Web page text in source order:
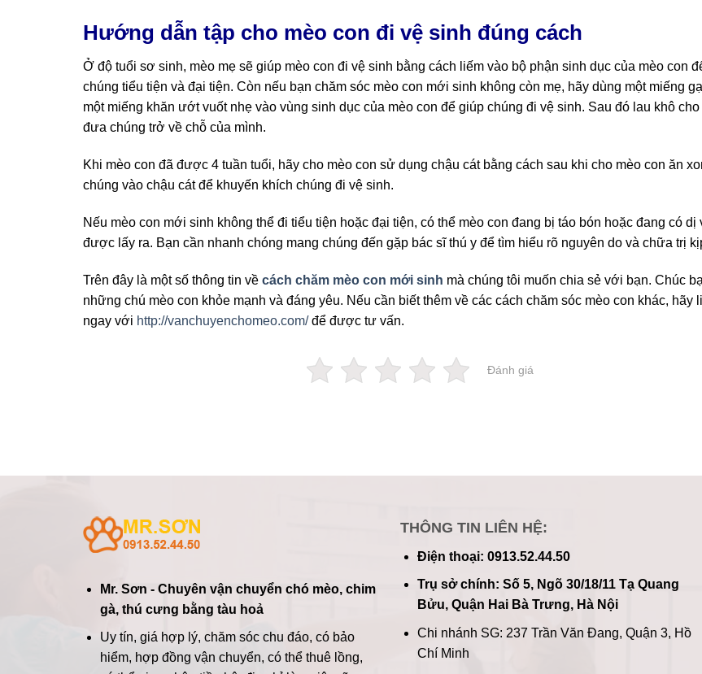
Hướng dẫn tập cho mèo con đi vệ sinh đúng cách
Ở độ tuổi sơ sinh, mèo mẹ sẽ giúp mèo con đi vệ sinh bằng cách liếm vào bộ phận sinh dục của mèo con
chúng tiểu tiện và đại tiện. Còn nếu bạn chăm sóc mèo con mới sinh không còn mẹ, hãy dùng một miếng
một miếng khăn ướt vuốt nhẹ vào vùng sinh dục của mèo con để giúp chúng đi vệ sinh. Sau đó lau khô
đưa chúng trở về chỗ của mình.
Khi mèo con đã được 4 tuần tuổi, hãy cho mèo con sử dụng chậu cát bằng cách sau khi cho mèo con ăn
chúng vào chậu cát để khuyến khích chúng đi vệ sinh.
Nếu mèo con mới sinh không thể đi tiểu tiện hoặc đại tiện, có thể mèo con đang bị táo bón hoặc đang có dị
được lấy ra. Bạn cần nhanh chóng mang chúng đến gặp bác sĩ thú y để tìm hiểu rõ nguyên do và chữa trị
Trên đây là một số thông tin về cách chăm mèo con mới sinh mà chúng tôi muốn chia sẻ với bạn. Chúc
những chú mèo con khỏe mạnh và đáng yêu. Nếu cần biết thêm về các cách chăm sóc mèo con khác, hãy
ngay với http://vanchuyenchomeo.com/để được tư vấn.
Đánh giá
Mr. Sơn - Chuyên vận chuyển chó mèo, chim
gà, thú cưng bằng tàu hoả
Uy tín, giá hợp lý, chăm sóc chu đáo, có bảo
hiểm, hợp đồng vận chuyển, có thể thuê lồng,
THÔNG TIN LIÊN HỆ:
Điện thoại: 0913.52.44.50
Trụ sở chính: Số 5, Ngõ 30/18/11 Tạ Quang
Bửu, Quận Hai Bà Trưng, Hà Nội
Chi nhánh SG: 237 Trần Văn Đang, Quận 3, Hồ
Chí Minh